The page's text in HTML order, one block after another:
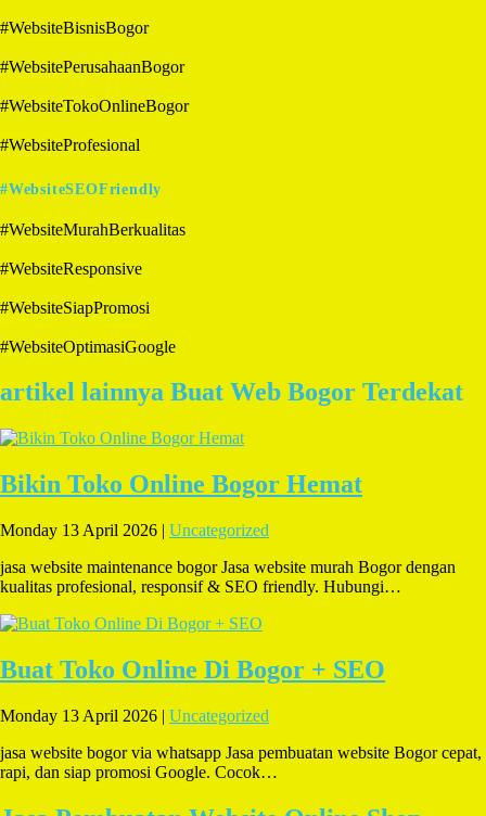
#WebsiteBisnisBogor
#WebsitePerusahaanBogor
#WebsiteTokoOnlineBogor
#WebsiteProfesional
#WebsiteSEOFriendly
#WebsiteMurahBerkualitas
#WebsiteResponsive
#WebsiteSiapPromosi
#WebsiteOptimasiGoogle
artikel lainnya Buat Web Bogor Terdekat
Bikin Toko Online Bogor Hemat
Monday 13 April 2026 | Uncategorized
jasa website maintenance bogor Jasa website murah Bogor dengan
kualitas profesional, responsif & SEO friendly. Hubungi…
Buat Toko Online Di Bogor + SEO
Monday 13 April 2026 | Uncategorized
jasa website bogor via whatsapp Jasa pembuatan website Bogor cepat,
rapi, dan siap promosi Google. Cocok…